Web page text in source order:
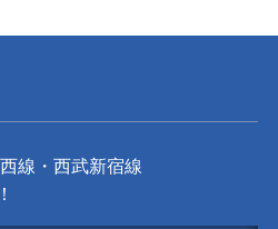
線・西武新宿線